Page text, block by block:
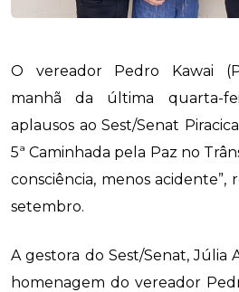
O vereador Pedro Kawai
manhã da última quarta-
aplausos ao Sest/Senat
5ª Caminhada pela Paz no
consciência, menos acidente”,
setembro.
A gestora do Sest/Senat, Júlia
homenagem do vereador